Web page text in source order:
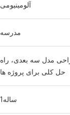
آلومینیومی
مدرسه
مدل سه بعدی، راه
حل کلی برای پروژه ها
ساله1